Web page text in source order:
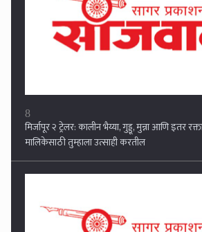
मालिकेसाठी तुम्हाला उत्साही करतील